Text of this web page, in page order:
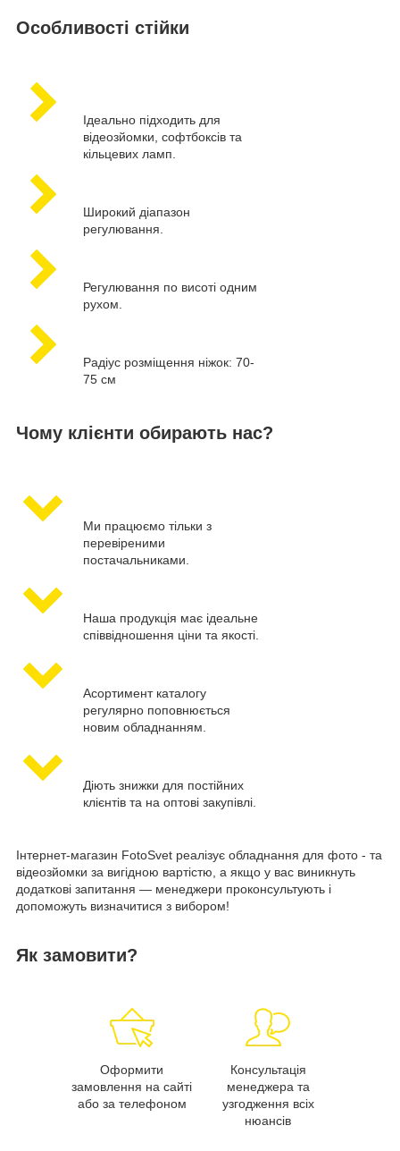
Особливості стійки
Ідеально підходить для
відеозйомки, софтбоксів та
кільцевих ламп.
Широкий діапазон
регулювання.
Регулювання по висоті одним
рухом.
Радіус розміщення ніжок: 70-
75 см
Чому клієнти обирають нас?
Ми працюємо тільки з
перевіреними
постачальниками.
Наша продукція має ідеальне
співвідношення ціни та якості.
Асортимент каталогу
регулярно поповнюється
новим обладнанням.
Діють знижки для постійних
клієнтів та на оптові закупівлі.
Інтернет-магазин FotoSvet реалізує обладнання для фото - та
відеозйомки за вигідною вартістю, а якщо у вас виникнуть
додаткові запитання — менеджери проконсультують і
допоможуть визначитися з вибором!
Як замовити?
Оформити
замовлення на сайті
або за телефоном
Консультація
менеджера та
узгодження всіх
нюансів